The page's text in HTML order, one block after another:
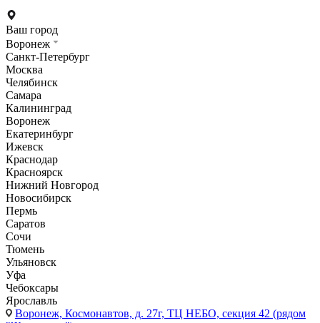
Ваш город
Воронеж
Санкт-Петербург
Москва
Челябинск
Самара
Калининград
Воронеж
Екатеринбург
Ижевск
Краснодар
Красноярск
Нижний Новгород
Новосибирск
Пермь
Саратов
Сочи
Тюмень
Ульяновск
Уфа
Чебоксары
Ярославль
Воронеж, Космонавтов, д. 27г, ТЦ НЕБО, секция 42 (рядом